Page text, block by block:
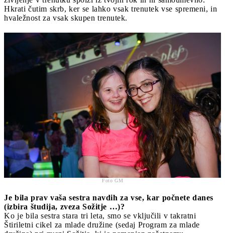
Hkrati čutim skrb, ker se lahko vsak trenutek vse spremeni, in
hvaležnost za vsak skupen trenutek.
Foto GM
Je bila prav vaša sestra navdih za vse, kar počnete danes
(izbira študija, zveza Sožitje …)?
Ko je bila sestra stara tri leta, smo se vključili v takratni
Štiriletni cikel za mlade družine (sedaj Program za mlade